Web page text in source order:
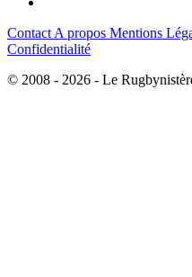
Contact A propos Mentions
Confidentialité
© 2008 - 2026 - Le